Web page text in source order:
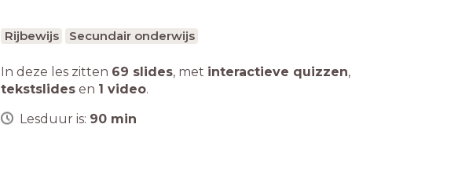
Rijbewijs Secundair onderwijs
In deze les zitten 69 slides, met interactieve quizzen,
tekstslides en 1 video.
Lesduur is: 90 min